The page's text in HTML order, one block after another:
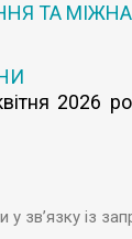
ТА
2026
у зв’язку із